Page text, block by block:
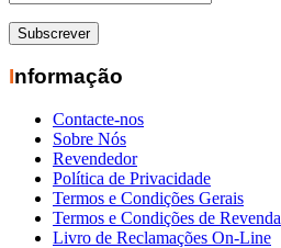
Informação
Contacte-nos
Sobre Nós
Revendedor
Política de Privacidade
Termos e Condições Gerais
Termos e Condições de Revenda
Livro de Reclamações On-Line